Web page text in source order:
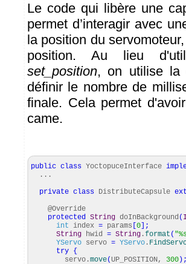
Le code qui libère une
permet d’interagir avec
la position du
position. Au lieu
set_position, on utilise la
définir le nombre de
finale. Cela permet
came.
public class YoctopuceInterface
...
private class DistributeCapsule
@Override
protected String doInBackground (
int index = params 0
;
String hwid = String .format (
YServo servo = YServo .
try {
servo.move(UP_POSITION, 300 ) ;